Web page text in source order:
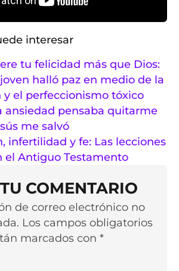
interesar
tu felicidad más que Dios:
halló paz en medio de la
y el perfeccionismo tóxico
ansiedad pensaba quitarme
me salvó
infertilidad y fe: Las lecciones
el Antiguo Testamento
COMENTARIO
de correo electrónico no
Los campos obligatorios
marcados con *